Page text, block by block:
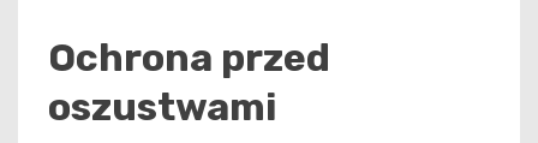
Ochrona przed
oszustwami